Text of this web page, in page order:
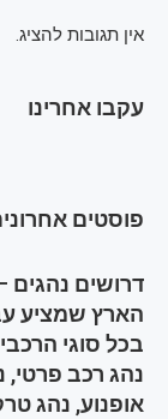
אין תגובות להציג.
עקבו אחרינו
פוסטים
הארץ שמציע
בכל סוגי
נהג רכב פרטי,
אופנוע, נהג